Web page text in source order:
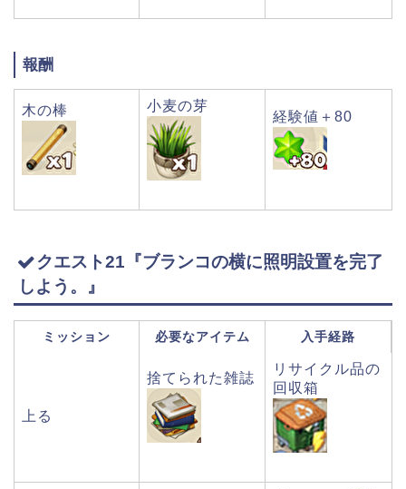
報酬
木の棒 小麦の芽
経験値＋80
クエスト21『ブランコの横に照明設置を完了
しよう。』
ミッション 必要なアイテム 入手経路
上る
捨てられた雑誌
リサイクル品の
回収箱